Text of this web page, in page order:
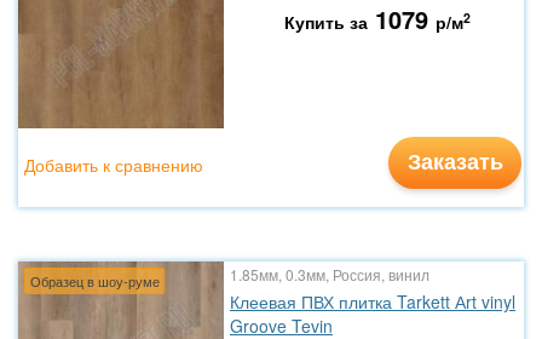
Купить за 1079 р/м2
Заказать
Добавить к сравнению
Образец в шоу-руме 1.85мм, 0.3мм, Россия, винил
Клеевая ПВХ плитка Tarkett Аrt vinyl
Groove Tevin